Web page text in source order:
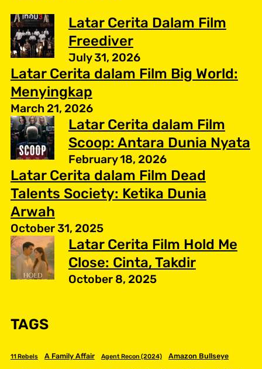
Latar Cerita Dalam Film
Freediver
July 31, 2026
Latar Cerita dalam Film Big World:
Menyingkap
March 21, 2026
Latar Cerita dalam Film
Scoop: Antara Dunia Nyata
February 18, 2026
Latar Cerita dalam Film Dead
Talents Society: Ketika Dunia
Arwah
October 31, 2025
Latar Cerita Film Hold Me
Close: Cinta, Takdir
October 8, 2025
TAGS
11 Rebels A Family Affair Agent Recon (2024) Amazon Bullseye